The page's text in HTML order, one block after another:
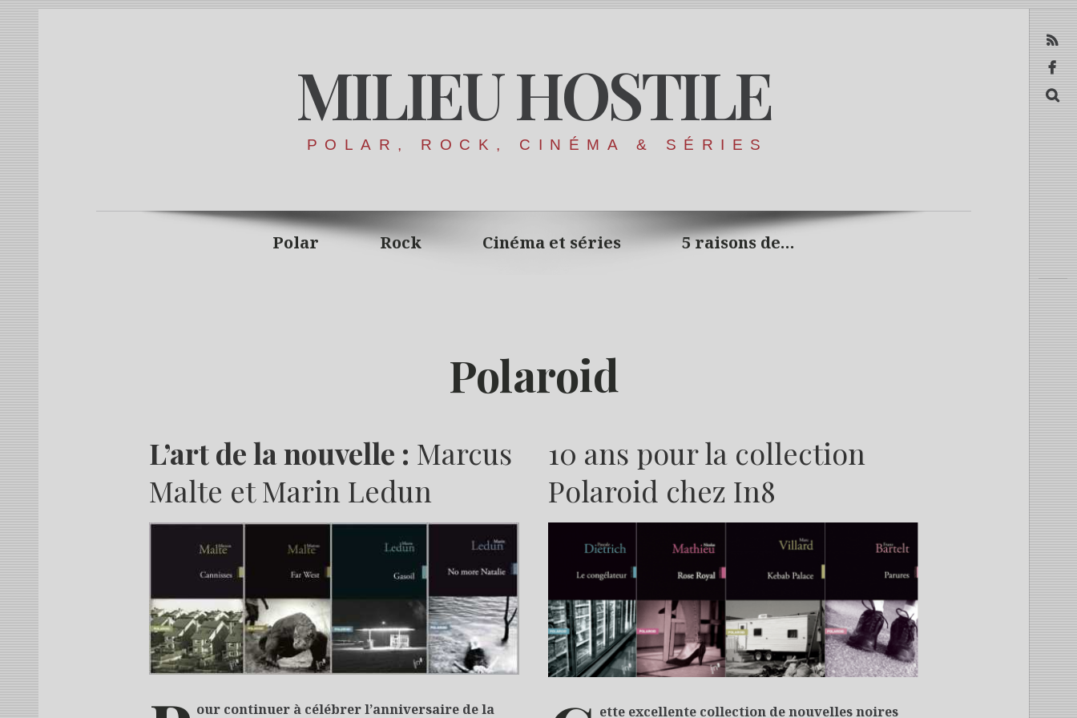
MILIEU HOSTILE
POLAR, ROCK, CINÉMA & SÉRIES
Polar Rock Cinéma et séries 5 raisons de…
Polaroid
L’art de la nouvelle : Marcus
Malte et Marin Ledun
M
our continuer à célébrer l’anniversaire de la
10 ans pour la collection
Polaroid chez In8
M
ette excellente collection de nouvelles noires
RSS
Facebook
Recerca